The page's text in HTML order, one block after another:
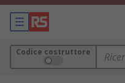
Codice costruttore